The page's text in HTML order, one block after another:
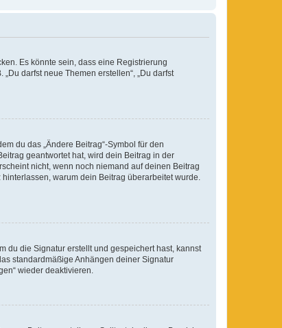
Es könnte sein, dass eine Registrierung
darfst neue Themen erstellen“, „Du darfst
du das „Ändere Beitrag“-Symbol für den
geantwortet hat, wird dein Beitrag in der
nicht, wenn noch niemand auf deinen Beitrag
warum dein Beitrag überarbeitet wurde.
du die Signatur erstellt und gespeichert hast, kannst
standardmäßige Anhängen deiner Signatur
wieder deaktivieren.